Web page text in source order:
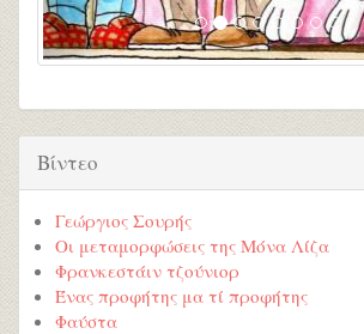
Βίντεο
Γεώργιος Σουρής
Οι μεταμορφώσεις της Μόνα Λίζα
Φρανκεστάιν τζούνιορ
Ένας προφήτης μα τί προφήτης
Φαύστα